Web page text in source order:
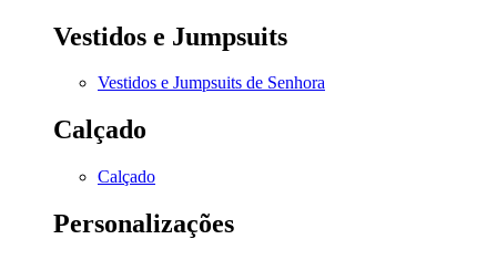
Vestidos e Jumpsuits
Vestidos e Jumpsuits de Senhora
Calçado
Calçado
Personalizações